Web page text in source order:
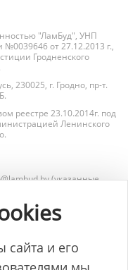
"ЛамБуд", УНП
№0039646 от 27.12.2013 г.,
Гродненского
230025, г. Гродно, пр-т.
реестре 23.10.2014г. под
Ленинского
(указанные
горисполкома для
+375 (152) 62-69-67, +375
сайта и его